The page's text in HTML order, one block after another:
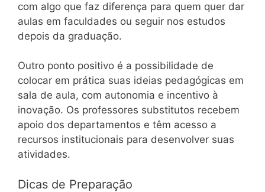
com algo que faz diferença para quem quer dar
aulas em faculdades ou seguir nos estudos
depois da graduação.
Outro ponto positivo é a possibilidade de
colocar em prática suas ideias pedagógicas em
sala de aula, com autonomia e incentivo à
inovação. Os professores substitutos recebem
apoio dos departamentos e têm acesso a
recursos institucionais para desenvolver suas
atividades.
Dicas de Preparação